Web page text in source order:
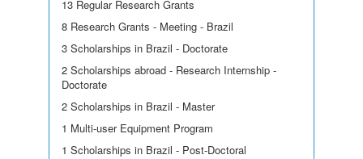
13 Regular Research Grants
8 Research Grants - Meeting - Brazil
3 Scholarships in Brazil - Doctorate
2 Scholarships abroad - Research Internship -
Doctorate
2 Scholarships in Brazil - Master
1 Multi-user Equipment Program
1 Scholarships in Brazil - Post-Doctoral